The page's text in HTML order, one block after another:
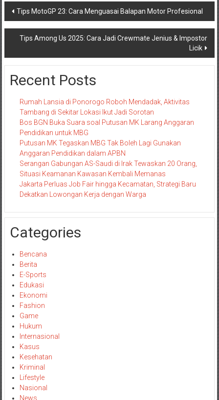
Navigasi
pos
Tips MotoGP 23: Cara Menguasai Balapan Motor Profesional
Tips Among Us 2025: Cara Jadi Crewmate Jenius & Impostor
Licik
Recent Posts
Rumah Lansia di Ponorogo Roboh Mendadak, Aktivitas
Tambang di Sekitar Lokasi Ikut Jadi Sorotan
Bos BGN Buka Suara soal Putusan MK Larang Anggaran
Pendidikan untuk MBG
Putusan MK Tegaskan MBG Tak Boleh Lagi Gunakan
Anggaran Pendidikan dalam APBN
Serangan Gabungan AS-Saudi di Irak Tewaskan 20 Orang,
Situasi Keamanan Kawasan Kembali Memanas
Jakarta Perluas Job Fair hingga Kecamatan, Strategi Baru
Dekatkan Lowongan Kerja dengan Warga
Categories
Bencana
Berita
E-Sports
Edukasi
Ekonomi
Fashion
Game
Hukum
Internasional
Kasus
Kesehatan
Kriminal
Lifestyle
Nasional
News